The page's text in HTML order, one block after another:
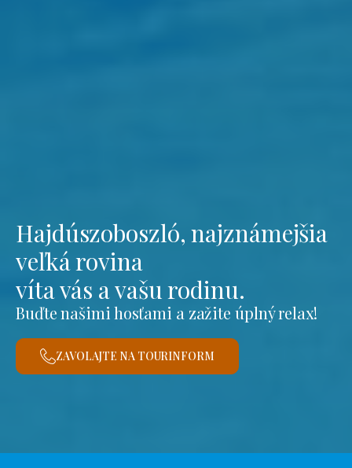
Hajdúszoboszló, najznámejšia
veľká rovina
víta vás a vašu rodinu.
Buďte našimi hosťami a zažite úplný relax!
ZAVOLAJTE NA TOURINFORM